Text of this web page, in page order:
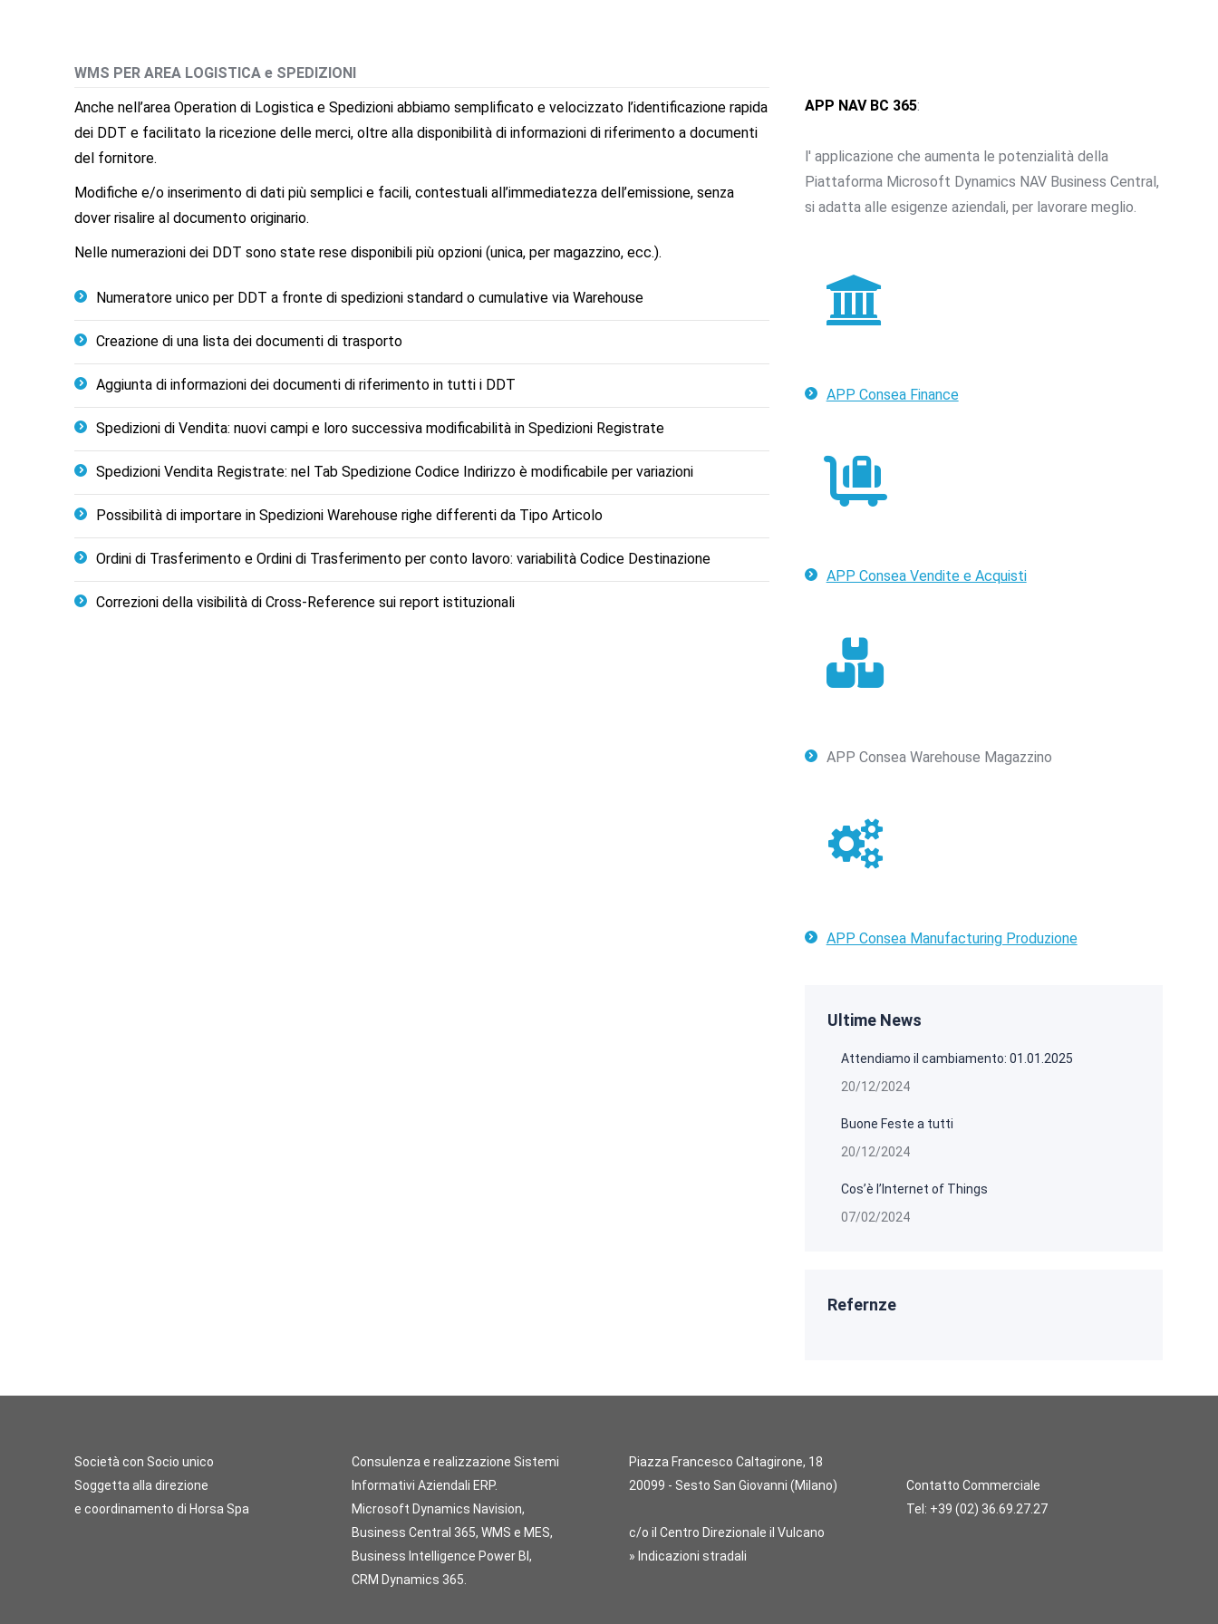
WMS PER AREA LOGISTICA e SPEDIZIONI
Anche nell’area Operation di Logistica e Spedizioni abbiamo semplificato e velocizzato l’identificazione rapida
dei DDT e facilitato la ricezione delle merci, oltre alla disponibilità di informazioni di riferimento a documenti
del fornitore.
Modifiche e/o inserimento di dati più semplici e facili, contestuali all’immediatezza dell’emissione, senza
dover risalire al documento originario.
Nelle numerazioni dei DDT sono state rese disponibili più opzioni (unica, per magazzino, ecc.).
Numeratore unico per DDT a fronte di spedizioni standard o cumulative via Warehouse
Creazione di una lista dei documenti di trasporto
Aggiunta di informazioni dei documenti di riferimento in tutti i DDT
Spedizioni di Vendita: nuovi campi e loro successiva modificabilità in Spedizioni Registrate
Spedizioni Vendita Registrate: nel Tab Spedizione Codice Indirizzo è modificabile per variazioni
Possibilità di importare in Spedizioni Warehouse righe differenti da Tipo Articolo
Ordini di Trasferimento e Ordini di Trasferimento per conto lavoro: variabilità Codice Destinazione
Correzioni della visibilità di Cross-Reference sui report istituzionali
APP NAV BC 365:
l' applicazione che aumenta le potenzialità della
Piattaforma Microsoft Dynamics NAV Business Central,
si adatta alle esigenze aziendali, per lavorare meglio.
APP Consea Finance
APP Consea Vendite e Acquisti
APP Consea Warehouse Magazzino
APP Consea Manufacturing Produzione
Ultime News
Attendiamo il cambiamento: 01.01.2025
20/12/2024
Buone Feste a tutti
20/12/2024
Cos’è l’Internet of Things
07/02/2024
Refernze
Società con Socio unico
Soggetta alla direzione
e coordinamento di Horsa Spa
Consulenza e realizzazione Sistemi
Informativi Aziendali ERP.
Microsoft Dynamics Navision,
Business Central 365, WMS e MES,
Business Intelligence Power BI,
CRM Dynamics 365.
Piazza Francesco Caltagirone, 18
20099 - Sesto San Giovanni (Milano)
c/o il Centro Direzionale il Vulcano
» Indicazioni stradali
Contatto Commerciale
Tel: +39 (02) 36.69.27.27